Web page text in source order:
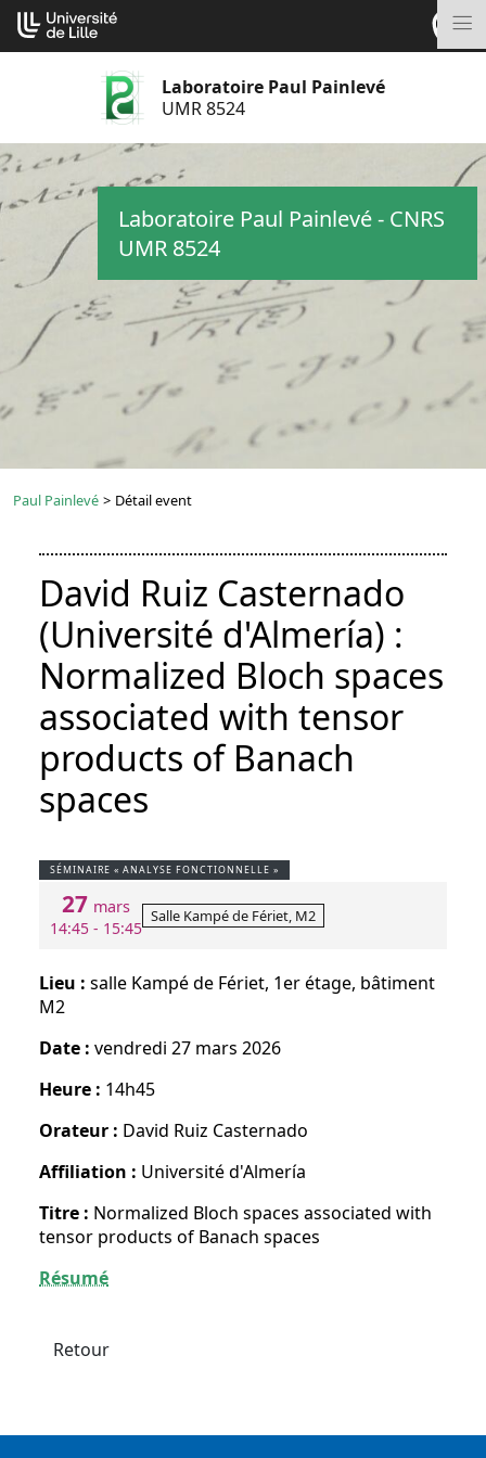
Aller
au
contenu
Laboratoire Paul Painlevé
UMR 8524
Laboratoire Paul Painlevé - CNRS
UMR 8524
Paul Painlevé > Détail event
David Ruiz Casternado
(Université d'Almería) :
Normalized Bloch spaces
associated with tensor
products of Banach
spaces
SÉMINAIRE « ANALYSE FONCTIONNELLE »
27 mars
14:45 - 15:45
Salle Kampé de Fériet, M2
Lieu : salle Kampé de Fériet, 1er étage, bâtiment
M2
Date : vendredi 27 mars 2026
Heure : 14h45
Orateur : David Ruiz Casternado
Affiliation : Université d'Almería
Titre : Normalized Bloch spaces associated with
tensor products of Banach spaces
Résumé
Retour
Cookies management panel